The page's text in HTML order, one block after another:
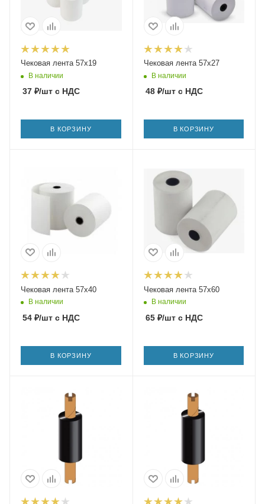
Чековая лента 57х19
В наличии
37 ₽/шт с НДС
В КОРЗИНУ
Чековая лента 57х27
В наличии
48₽/штс НДС
В КОРЗИНУ
Чековая лента 57х40
В наличии
54 ₽/шт с НДС
В КОРЗИНУ
Чековая лента 57х60
В наличии
65₽/штс НДС
В КОРЗИНУ